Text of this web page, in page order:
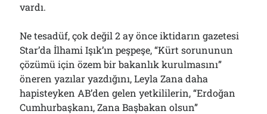
vardı.
Ne tesadüf, çok değil 2 ay önce iktidarın gazetesi
Star’da İlhami Işık’ın peşpeşe, “Kürt sorununun
çözümü için özem bir bakanlık kurulmasını”
öneren yazılar yazdığını, Leyla Zana daha
hapisteyken AB’den gelen yetkililerin, “Erdoğan
Cumhurbaşkanı, Zana Başbakan olsun”